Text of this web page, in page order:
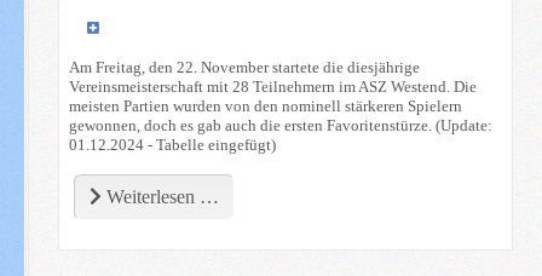
Am Freitag, den 22. November startete die diesjährige
Vereinsmeisterschaft mit 28 Teilnehmern im ASZ Westend. Die
meisten Partien wurden von den nominell stärkeren Spielern
gewonnen, doch es gab auch die ersten Favoritenstürze. (Update:
01.12.2024 - Tabelle eingefügt)
Weiterlesen …